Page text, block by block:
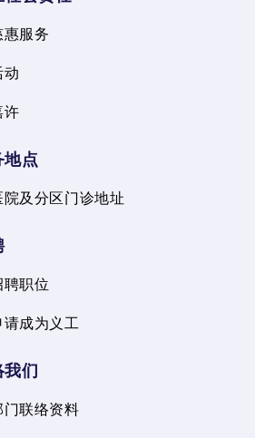
惠服务
动
许
地点
院及分区门诊地址
聘职位
请成为义工
我们
门联络资料